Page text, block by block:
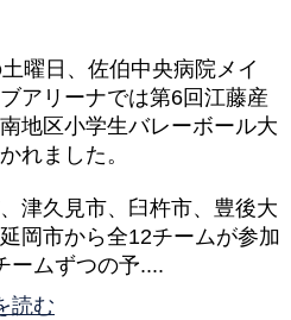
曜日、佐伯中央病院メイ
アリーナでは第6回江藤産
地区小学生バレーボール大
れました。
津久見市、臼杵市、豊後大
岡市から全12チームが参加
ームずつの予....
読む